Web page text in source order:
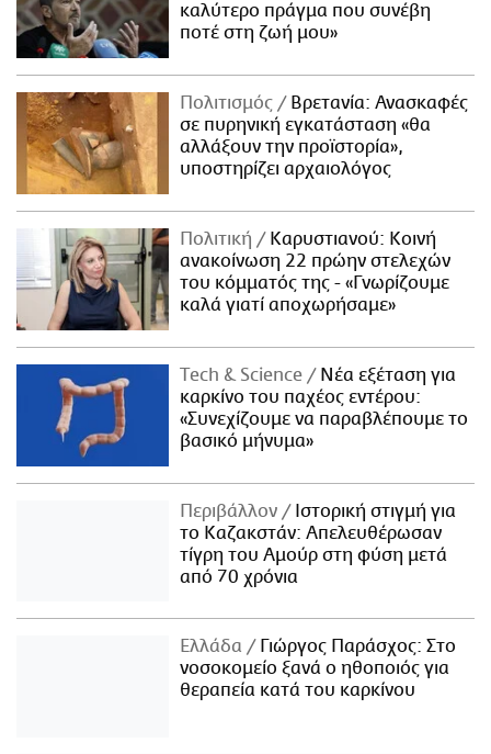
καλύτερο πράγμα που συνέβη
ποτέ στη ζωή μου»
Πολιτισμός
Βρετανία: Ανασκαφές
σε πυρηνική εγκατάσταση «θα
αλλάξουν την προϊστορία»,
υποστηρίζει αρχαιολόγος
Πολιτική
Καρυστιανού: Κοινή
ανακοίνωση 22 πρώην στελεχών
του κόμματός της - «Γνωρίζουμε
καλά γιατί αποχωρήσαμε»
Τech & Science
Νέα εξέταση για
καρκίνο του παχέος εντέρου:
«Συνεχίζουμε να παραβλέπουμε το
βασικό μήνυμα»
Περιβάλλον
Ιστορική στιγμή για
το Καζακστάν: Απελευθέρωσαν
τίγρη του Αμούρ στη φύση μετά
από 70 χρόνια
Ελλάδα
Γιώργος Παράσχος: Στο
νοσοκομείο ξανά ο ηθοποιός για
θεραπεία κατά του καρκίνου